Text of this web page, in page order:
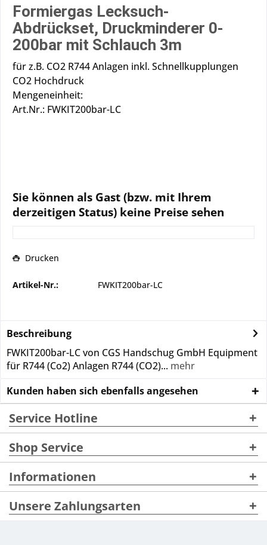
Formiergas Lecksuch-
Abdrückset, Druckminderer 0-
200bar mit Schlauch 3m
für z.B. CO2 R744 Anlagen inkl. Schnellkupplungen
CO2 Hochdruck
Mengeneinheit:
Art.Nr.: FWKIT200bar-LC
Sie können als Gast (bzw. mit Ihrem
derzeitigen Status) keine Preise sehen
Drucken
Artikel-Nr.: FWKIT200bar-LC
Beschreibung
FWKIT200bar-LC von CGS Handschug GmbH Equipment
für R744 (Co2) Anlagen R744 (CO2)... mehr
Kunden haben sich ebenfalls angesehen
Service Hotline
Shop Service
Informationen
Unsere Zahlungsarten